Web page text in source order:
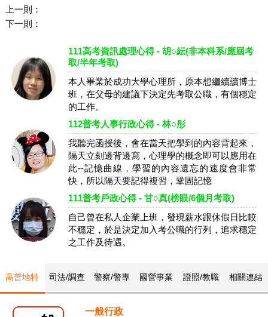
上一則：
下一則：
111高考資訊處理心得 - 胡○紜(非本科系/應屆考
取/半年考取)
本人畢業於成功大學心理所，原本想繼續讀博士
班，在父母的建議下決定先考取公職，有個穩定
的工作。
112普考人事行政心得 - 林○彤
我聽完函授後，會在當天把學到的內容背起來，
隔天立刻邊背邊寫，心理學的概念即可以應用在
此--記憶曲線，學習的內容遺忘的速度會非常
快，所以隔天要記得複習，鞏固記憶
111普考戶政心得 - 甘○真(榜眼/6個月考取)
自己曾在私人企業上班，發現薪水跟休假日比較
不穩定，於是決定加入考公職的行列，追求穩定
之工作及待遇。
高普地特 司法/調查 警察/警專 國營事業 證照/教職 相關連結
一般行政